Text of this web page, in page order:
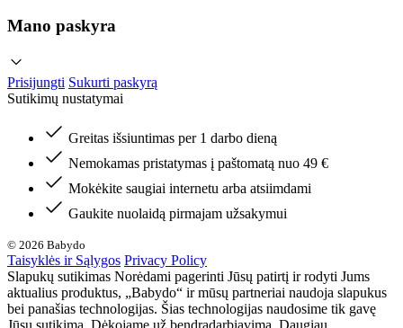
Mano paskyra
Prisijungti Sukurti paskyrą
Sutikimų nustatymai
Greitas išsiuntimas per 1 darbo dieną
Nemokamas pristatymas į paštomatą nuo 49 €
Mokėkite saugiai internetu arba atsiimdami
Gaukite nuolaidą pirmajam užsakymui
© 2026 Babydo
Taisyklės ir Sąlygos Privacy Policy
Slapukų sutikimas Norėdami pagerinti Jūsų patirtį ir rodyti Jums
aktualius produktus, „Babydo“ ir mūsų partneriai naudoja slapukus
bei panašias technologijas. Šias technologijas naudosime tik gavę
Jūsų sutikimą. Dėkojame už bendradarbiavimą. Daugiau